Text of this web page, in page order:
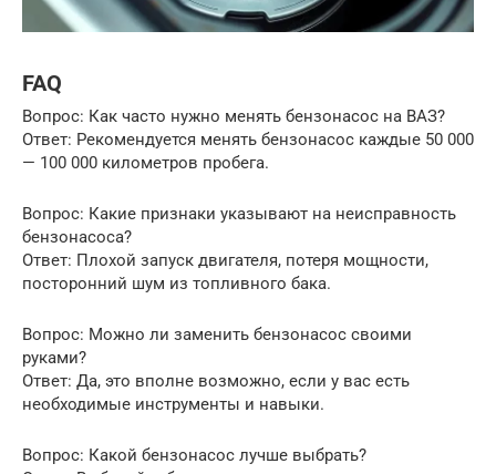
FAQ
Вопрос: Как часто нужно менять бензонасос на ВАЗ?
Ответ: Рекомендуется менять бензонасос каждые 50 000
— 100 000 километров пробега.
Вопрос: Какие признаки указывают на неисправность
бензонасоса?
Ответ: Плохой запуск двигателя, потеря мощности,
посторонний шум из топливного бака.
Вопрос: Можно ли заменить бензонасос своими
руками?
Ответ: Да, это вполне возможно, если у вас есть
необходимые инструменты и навыки.
Вопрос: Какой бензонасос лучше выбрать?